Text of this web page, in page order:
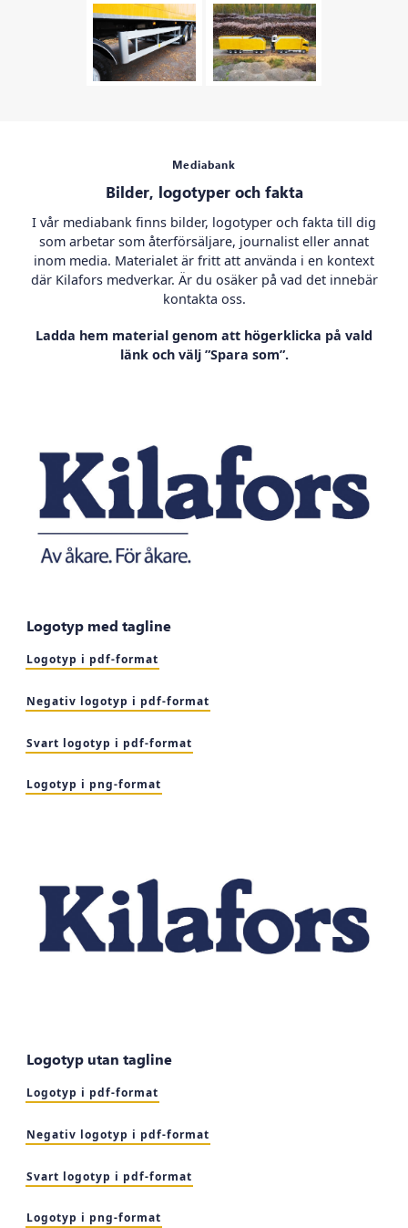
Mediabank
Bilder, logotyper och fakta
I vår mediabank finns bilder, logotyper och fakta till dig
som arbetar som återförsäljare, journalist eller annat
inom media. Materialet är fritt att använda i en kontext
där Kilafors medverkar. Är du osäker på vad det innebär
kontakta oss.
Ladda hem material genom att högerklicka på vald
länk och välj ”Spara som”.
Logotyp med tagline
Logotyp i pdf-format
Negativ logotyp i pdf-format
Svart logotyp i pdf-format
Logotyp i png-format
Logotyp utan tagline
Logotyp i pdf-format
Negativ logotyp i pdf-format
Svart logotyp i pdf-format
Logotyp i png-format